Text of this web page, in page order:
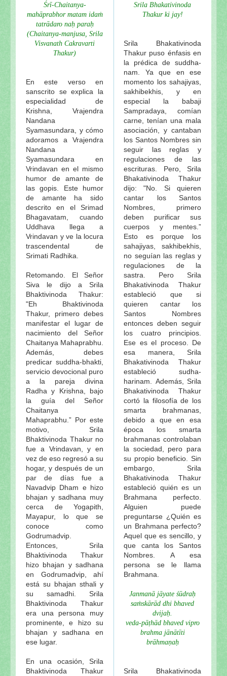
Śrī-Chaitanya-
mahāprabhor matam idaṁ
tatrādaro naḥ paraḥ
(Chaitanya-manjusa, Srila
Visvanath Cakravarti
Thakur)
En este verso en
sanscrito se explica la
especialidad de
Krishna, Vrajendra
Nandana
Syamasundara, y cómo
adoramos a Vrajendra
Nandana
Syamasundara en
Vrindavan en el mismo
humor de amante de
las gopis. Este humor
de amante ha sido
descrito en el Srimad
Bhagavatam, cuando
Uddhava llega a
Vrindavan y ve la locura
trascendental de
Srimati Radhika.
Retomando. El Señor
Siva le dijo a Srila
Bhaktivinoda Thakur:
"Eh Bhaktivinoda
Thakur, primero debes
manifestar el lugar de
nacimiento del Señor
Chaitanya Mahaprabhu.
Además, debes
predicar suddha-bhakti,
servicio devocional puro
a la pareja divina
Radha y Krishna, bajo
la guía del Señor
Chaitanya
Mahaprabhu.” Por este
motivo, Srila
Bhaktivinoda Thakur no
fue a Vrindavan, y en
vez de eso regresó a su
hogar, y después de un
par de días fue a
Navadvip Dham e hizo
bhajan y sadhana muy
cerca de Yogapith,
Mayapur, lo que se
conoce como
Godrumadvip.
Entonces, Srila
Bhaktivinoda Thakur
hizo bhajan y sadhana
en Godrumadvip, ahí
está su bhajan sthali y
su samadhi. Srila
Bhaktivinoda Thakur
era una persona muy
prominente, e hizo su
bhajan y sadhana en
ese lugar.
En una ocasión, Srila
Bhaktivinoda Thakur
Srila Bhakativinoda
Thakur ki jay!
Srila Bhakativinoda
Thakur puso énfasis en
la prédica de suddha-
nam. Ya que en ese
momento los sahajiyas,
sakhibekhis, y en
especial la babaji
Sampradaya, comían
carne, tenían una mala
asociación, y cantaban
los Santos Nombres sin
seguir las reglas y
regulaciones de las
escrituras. Pero, Srila
Bhakativinoda Thakur
dijo: "No. Si quieren
cantar los Santos
Nombres, primero
deben purificar sus
cuerpos y mentes.”
Esto es porque los
sahajiyas, sakhibekhis,
no seguían las reglas y
regulaciones de la
sastra. Pero Srila
Bhakativinoda Thakur
estableció que si
quieren cantar los
Santos Nombres
entonces deben seguir
los cuatro principios.
Ese es el proceso. De
esa manera, Srila
Bhakativinoda Thakur
estableció sudha-
harinam. Además, Srila
Bhakativinoda Thakur
cortó la filosofía de los
smarta brahmanas,
debido a que en esa
época los smarta
brahmanas controlaban
la sociedad, pero para
su propio beneficio. Sin
embargo, Srila
Bhakativinoda Thakur
estableció quién es un
Brahmana perfecto.
Alguien puede
preguntarse ¿Quién es
un Brahmana perfecto?
Aquel que es sencillo, y
que canta los Santos
Nombres. A esa
persona se le llama
Brahmana.
Janmanā jāyate śūdraḥ
saṁskārād dhi bhaved
dvijaḥ.
veda-pāṭhād bhaved vipro
brahma jānātīti
brāhmaṇaḥ
Srila Bhakativinoda